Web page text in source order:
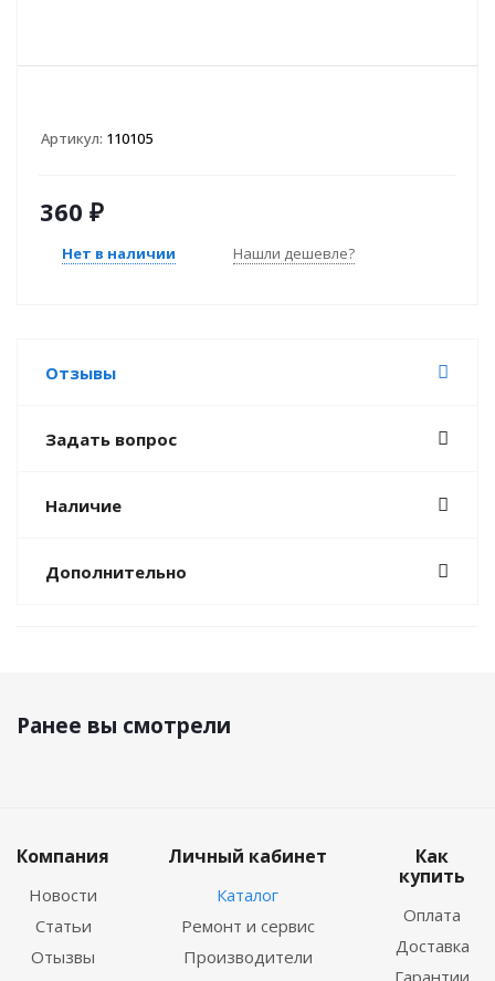
Артикул: 110105
360 ₽
Нет в наличии Нашли дешевле?
Отзывы
Задать вопрос
Наличие
Дополнительно
Ранее вы смотрели
Компания
Новости
Статьи
Отызвы
Личный кабинет
Каталог
Ремонт и сервис
Производители
Как
купить
Оплата
Доставка
Гарантии